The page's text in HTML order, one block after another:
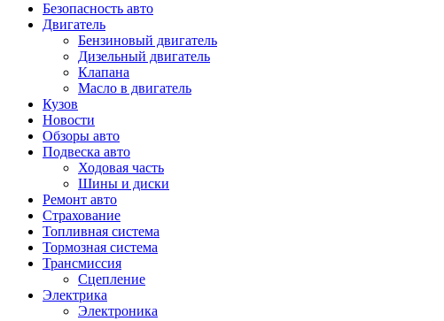
Безопасность авто
Двигатель
Бензиновый двигатель
Дизельный двигатель
Клапана
Масло в двигатель
Кузов
Новости
Обзоры авто
Подвеска авто
Ходовая часть
Шины и диски
Ремонт авто
Страхование
Топливная система
Тормозная система
Трансмиссия
Сцепление
Электрика
Электроника